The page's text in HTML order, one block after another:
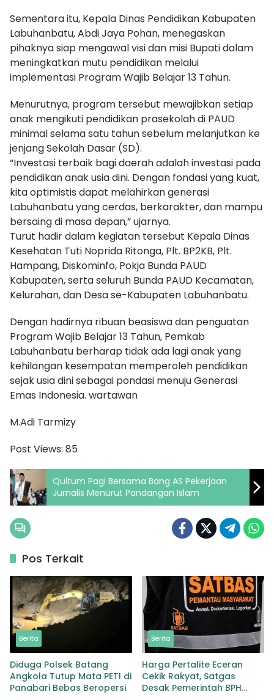
Sementara itu, Kepala Dinas Pendidikan Kabupaten
Labuhanbatu, Abdi Jaya Pohan, menegaskan
pihaknya siap mengawal visi dan misi Bupati dalam
meningkatkan mutu pendidikan melalui
implementasi Program Wajib Belajar 13 Tahun.
Menurutnya, program tersebut mewajibkan setiap
anak mengikuti pendidikan prasekolah di PAUD
minimal selama satu tahun sebelum melanjutkan ke
jenjang Sekolah Dasar (SD).
“Investasi terbaik bagi daerah adalah investasi pada
pendidikan anak usia dini. Dengan fondasi yang kuat,
kita optimistis dapat melahirkan generasi
Labuhanbatu yang cerdas, berkarakter, dan mampu
bersaing di masa depan,” ujarnya.
Turut hadir dalam kegiatan tersebut Kepala Dinas
Kesehatan Tuti Noprida Ritonga, Plt. BP2KB, Plt.
Hampang, Diskominfo, Pokja Bunda PAUD
Kabupaten, serta seluruh Bunda PAUD Kecamatan,
Kelurahan, dan Desa se-Kabupaten Labuhanbatu.
Dengan hadirnya ribuan beasiswa dan penguatan
Program Wajib Belajar 13 Tahun, Pemkab
Labuhanbatu berharap tidak ada lagi anak yang
kehilangan kesempatan memperoleh pendidikan
sejak usia dini sebagai pondasi menuju Generasi
Emas Indonesia. wartawan
M.Adi Tarmizy
Post Views: 85
Qultum Pagi Bersama Bang AS Pekerjaan
Jurnalis Menurut Pandangan Islam
Pos Terkait
Berita
Diduga Polsek Batang
Angkola Tutup Mata PETI di
Panabari Bebas Beropersi
Berita
Harga Pertalite Eceran
Cekik Rakyat, Satgas
Desak Pemerintah BPH